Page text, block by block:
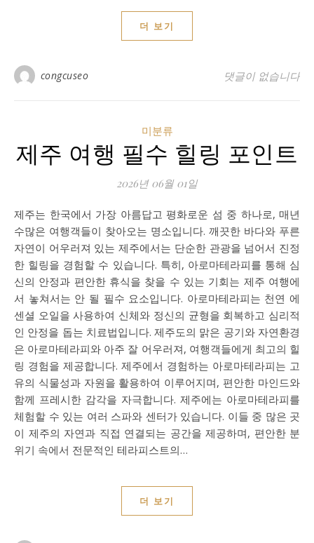
더 보기
congcuseo 댓글이 없습니다
미분류
제주 여행 필수 힐링 포인트
2026년 06월 01일
제주는 한국에서 가장 아름답고 평화로운 섬 중 하나로, 매년
수많은 여행객들이 찾아오는 명소입니다. 깨끗한 바다와 푸른
자연이 어우러져 있는 제주에서는 단순한 관광을 넘어서 진정
한 힐링을 경험할 수 있습니다. 특히, 아로마테라피를 통해 심
신의 안정과 편안한 휴식을 찾을 수 있는 기회는 제주 여행에
서 놓쳐서는 안 될 필수 요소입니다. 아로마테라피는 천연 에
센셜 오일을 사용하여 신체와 정신의 균형을 회복하고 심리적
인 안정을 돕는 치료법입니다. 제주도의 맑은 공기와 자연환경
은 아로마테라피와 아주 잘 어우러져, 여행객들에게 최고의 힐
링 경험을 제공합니다. 제주에서 경험하는 아로마테라피는 고
유의 식물성과 자원을 활용하여 이루어지며, 편안한 마인드와
함께 프레시한 감각을 자극합니다. 제주에는 아로마테라피를
체험할 수 있는 여러 스파와 센터가 있습니다. 이들 중 많은 곳
이 제주의 자연과 직접 연결되는 공간을 제공하며, 편안한 분
위기 속에서 전문적인 테라피스트의…
더 보기